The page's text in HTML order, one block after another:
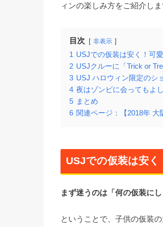
ィンの楽しみ方をご紹介しま
目次 非表示
1 USJでの仮装は安く！可
2 USJクルーに「Trick or
3 USJ ハロウィン限定のシ
4 夜はゾンビに会ってもよ
5 まとめ
6 関連ページ：【2018年 大
USJでの仮装は安
まず迷うのは「何の仮装に
ということで、子供の仮装の